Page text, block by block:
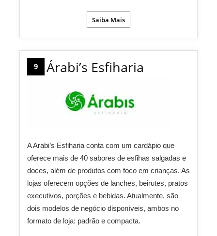
Saiba Mais
9 Árabi’s Esfiharia
A Arabi’s Esfiharia conta com um cardápio que
oferece mais de 40 sabores de esfihas salgadas e
doces, além de produtos com foco em crianças. As
lojas oferecem opções de lanches, beirutes, pratos
executivos, porções e bebidas. Atualmente, são
dois modelos de negócio disponíveis, ambos no
formato de loja: padrão e compacta.